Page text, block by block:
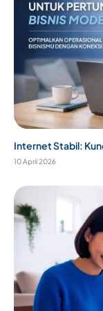
Internet Stabil:
10 April 2026